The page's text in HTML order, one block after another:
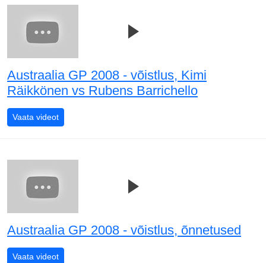
Austraalia GP 2008 - võistlus, Kimi
Räikkönen vs Rubens Barrichello
Vaata videotAustraalia GP 2008 - võistlus, Kimi Räikkönen vs
Austraalia GP 2008 - võistlus, õnnetused
Vaata videotAustraalia GP 2008 - võistlus, õnnetused